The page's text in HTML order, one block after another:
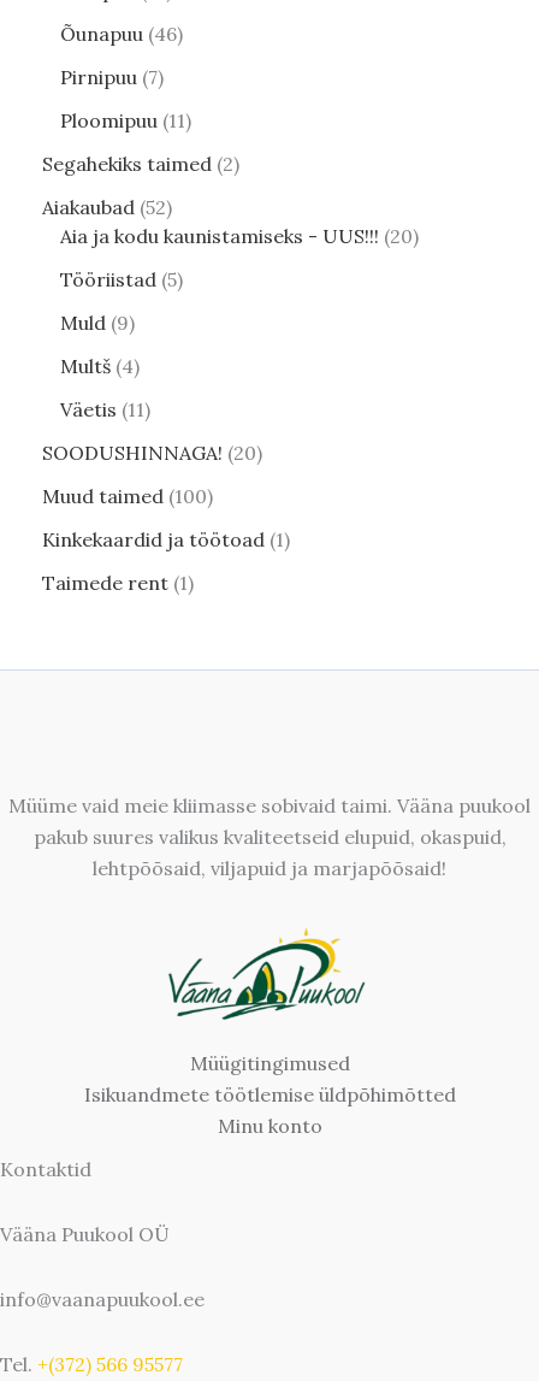
Õunapuu 46
Pirnipuu 7
Ploomipuu 11
Segahekiks taimed 2
Aiakaubad 52
Aia ja kodu kaunistamiseks - UUS!!! 20
Tööriistad 5
Muld 9
Multš 4
Väetis 11
SOODUSHINNAGA! 20
Muud taimed 100
Kinkekaardid ja töötoad 1
Taimede rent 1
Müüme vaid meie kliimasse sobivaid taimi. Vääna puukool
pakub suures valikus kvaliteetseid elupuid, okaspuid,
lehtpõõsaid, viljapuid ja marjapõõsaid!
Müügitingimused
Isikuandmete töötlemise üldpõhimõtted
Minu konto
Kontaktid
Vääna Puukool OÜ
info@vaanapuukool.ee
Tel. +(372) 566 95577